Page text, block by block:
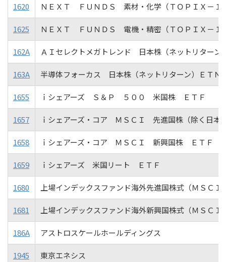
1620 ＮＥＸＴ ＦＵＮＤＳ 素材・化学（ＴＯＰＩＸ－１
1625 ＮＥＸＴ ＦＵＮＤＳ 電機・精密（ＴＯＰＩＸ－１
162A ＡＩセレクトメガトレンド 日本株（ネットリターン
163A 半導体フォーカス 日本株（ネットリターン）ＥＴＮ
1655 ｉシェアーズ Ｓ＆Ｐ ５００ 米国株 ＥＴＦ
1657 ｉシェアーズ・コア ＭＳＣＩ 先進国株（除く日本
1658 ｉシェアーズ・コア ＭＳＣＩ 新興国株 ＥＴＦ
1659 ｉシェアーズ 米国リート ＥＴＦ
1680 上場インデックスファンド海外先進国株式（ＭＳＣＩ
1681 上場インデックスファンド海外新興国株式（ＭＳＣ
186A アストロスケールホールディングス
1945 東京エネシス